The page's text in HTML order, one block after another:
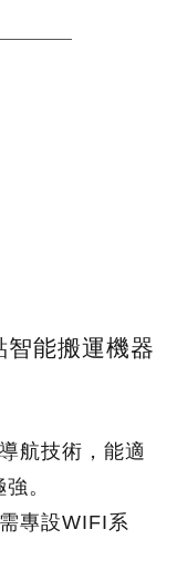
智能搬運機器
航技術，能適
。
專設WIFI系